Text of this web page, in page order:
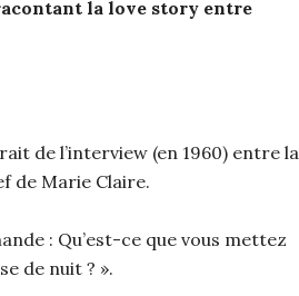
la love story entre
de l’interview (en 1960) entre la
de Marie Claire.
: Qu’est-ce que vous mettez
de nuit ? ».